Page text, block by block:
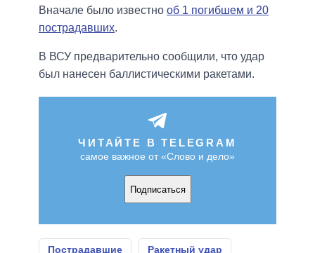
Вначале было известно об 1 погибшем и 20
пострадавших.
В ВСУ предварительно сообщили, что удар
был нанесен баллистическими ракетами.
ЧИТАЙТЕ В TELEGRAM
самое важное от «Слово и дело»
Подписаться
Пострадавшие Ракетный удар